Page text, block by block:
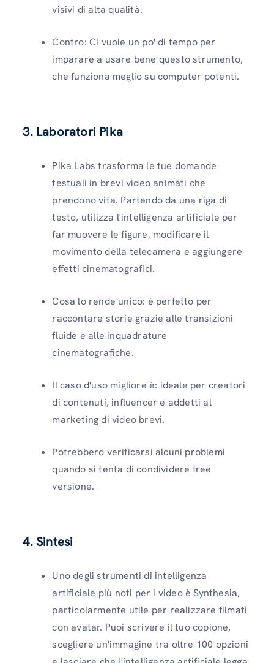
visivi di alta qualità.
Contro: Ci vuole un po' di tempo per
imparare a usare bene questo strumento,
che funziona meglio su computer potenti.
3. Laboratori Pika
Pika Labs trasforma le tue domande
testuali in brevi video animati che
prendono vita. Partendo da una riga di
testo, utilizza l'intelligenza artificiale per
far muovere le figure, modificare il
movimento della telecamera e aggiungere
effetti cinematografici.
Cosa lo rende unico: è perfetto per
raccontare storie grazie alle transizioni
fluide e alle inquadrature
cinematografiche.
Il caso d'uso migliore è: ideale per creatori
di contenuti, influencer e addetti al
marketing di video brevi.
Potrebbero verificarsi alcuni problemi
quando si tenta di condividere free
versione.
4. Sintesi
Uno degli strumenti di intelligenza
artificiale più noti per i video è Synthesia,
particolarmente utile per realizzare filmati
con avatar. Puoi scrivere il tuo copione,
scegliere un'immagine tra oltre 100 opzioni